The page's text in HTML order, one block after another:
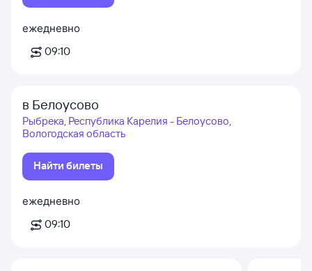
ежедневно
09:10
в Белоусово
Рыбрека, Республика Карелия - Белоусово,
Вологодская область
Найти билеты
ежедневно
09:10